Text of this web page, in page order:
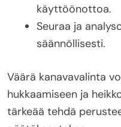
käyttöönottoa.
Seuraa ja
säännöllisesti.
Väärä kanavavalinta
hukkaamiseen ja
tärkeää tehdä